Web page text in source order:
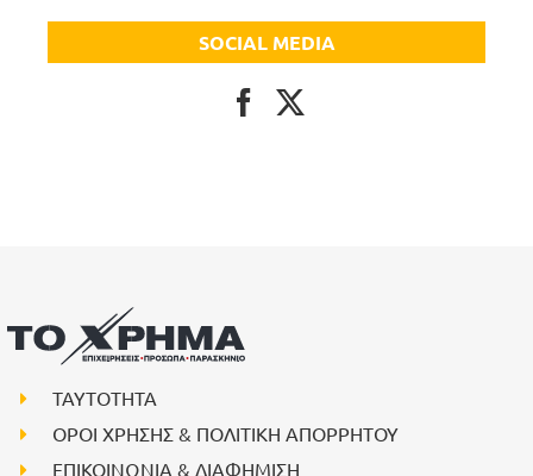
SOCIAL MEDIA
ΤΑΥΤΟΤΗΤΑ
ΟΡΟΙ ΧΡΗΣΗΣ & ΠΟΛΙΤΙΚΗ ΑΠΟΡΡΗΤΟΥ
ΕΠΙΚΟΙΝΩΝΙΑ & ΔΙΑΦΗΜΙΣΗ